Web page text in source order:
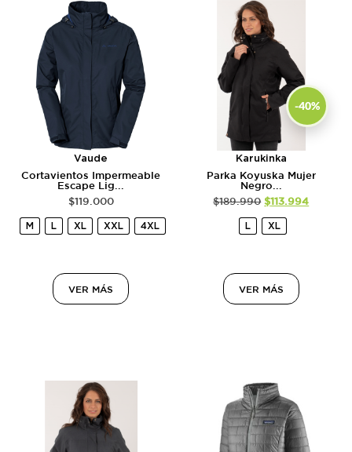
Vaude
Cortavientos Impermeable
Escape Lig...
$119.000
M L XL XXL 4XL
VER MÁS
-40%
Karukinka
Parka Koyuska Mujer
Negro...
$189.990 $113.994
L XL
VER MÁS